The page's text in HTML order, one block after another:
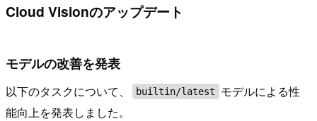
Cloud Visionのアップデート
モデルの改善を発表
以下のタスクについて、 builtin/latest
モデルによる性
能向上を発表しました。